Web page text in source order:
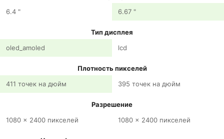
6.4 "
6.67 "
Тип дисплея
oled_amoled
lcd
Плотность пикселей
411 точек на дюйм
395 точек на дюйм
Разрешение
1080 x 2400 пикселей
1080 x 2400 пикселей